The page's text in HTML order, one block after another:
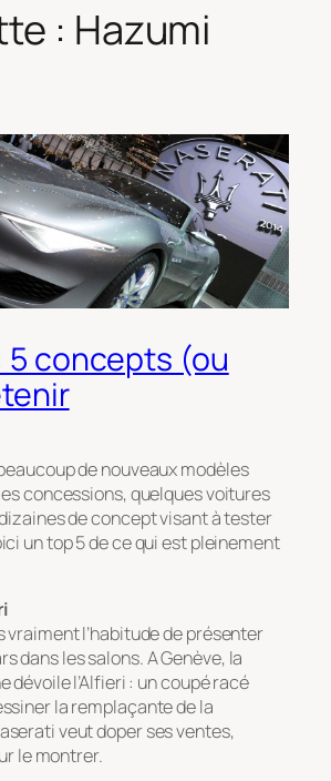
: Hazumi
5 concepts (ou
de nouveaux modèles
concessions, quelques voitures
de concept visant à tester
un top 5 de ce qui est pleinement
vraiment l’habitude de présenter
dans les salons. A Genève, la
dévoile l’Alfieri : un coupé racé
la remplaçante de la
veut doper ses ventes,
le montrer.